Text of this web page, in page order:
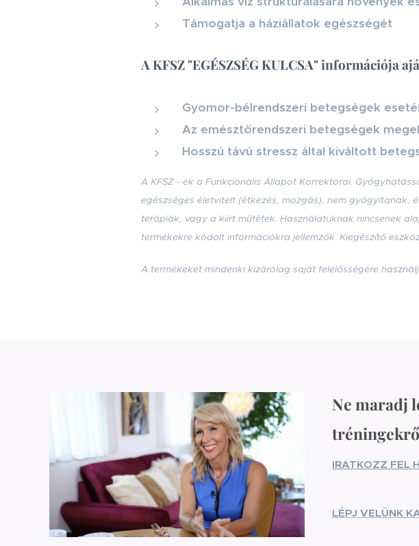
Támogatja a háziállatok egészségét
A KFSZ "EGÉSZSÉG KULCSA" információja
Gyomor-bélrendszeri betegségek
Az emésztőrendszeri betegségek
Hosszú távú stressz által kiváltott
A KFSZ - ek a Funkcionális Állapot Korrektorai.
egészséges életvitelt (étkezés, mozgás), nem gyógyítanak,
terápiák, vagy a kiírt műtétek. Használatuknak nincsenek
termékekre kódolt információkra jellemzők. Kiegészítő
A termékeket mindenki kizárólag saját felelősségére
Ne maradj
IRATKOZZ FEL
LÉPJ VELÜNK